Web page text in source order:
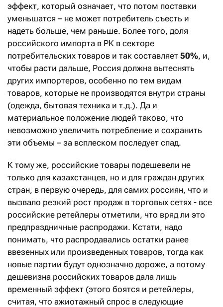
эффект, который означает, что потом поставки
уменьшатся – не может потребитель съесть и
надеть больше, чем раньше. Более того, доля
российского импорта в РК в секторе
потребительских товаров и так составляет 50%, и,
чтобы расти дальше, Россия должна вытеснять
других импортеров, особенно по тем видам
товаров, которые не производятся внутри страны
(одежда, бытовая техника и т.д.). Да и
материальное положение людей таково, что
невозможно увеличить потребление и сохранить
эти объемы – за всплеском последует спад.
К тому же, российские товары подешевели не
только для казахстанцев, но и для граждан других
стран, в первую очередь, для самих россиян, что и
вызвало резкий рост продаж в торговых сетях - все
российские ретейлеры отметили, что вряд ли это
предпраздничные распродажи. Кстати, надо
понимать, что распродавались остатки ранее
ввезенных или произведенных товаров, тогда как
новые партии будут однозначно дороже, а потому
дешевизна российских товаров дала лишь
временный эффект (этого боятся и ретейлеры,
считая, что ажиотажный спрос в следующие